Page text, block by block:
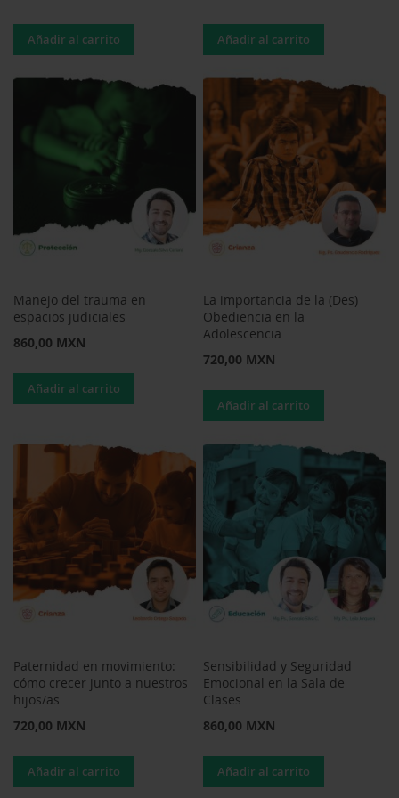
Añadir al carrito Añadir al carrito
Manejo del trauma en
espacios judiciales
860,00 MXN
Añadir al carrito
La importancia de la (Des)
Obediencia en la
Adolescencia
720,00 MXN
Añadir al carrito
Paternidad en movimiento:
cómo crecer junto a nuestros
hijos/as
720,00 MXN
Añadir al carrito
Sensibilidad y Seguridad
Emocional en la Sala de
Clases
860,00 MXN
Añadir al carrito